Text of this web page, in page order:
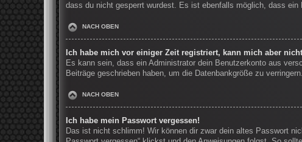
dass du nicht gesperrt wurdest. Es ist ebenfalls möglich, dass
NACH OBEN
Ich habe mich vor einiger Zeit registriert, kann mich aber
Es kann sein, dass ein Administrator dein Benutzerkonto aus
Beiträge geschrieben haben, um die Datenbankgröße zu
NACH OBEN
Ich habe mein Passwort vergessen!
Das ist nicht schlimm! Wir können dir zwar dein altes Passwort